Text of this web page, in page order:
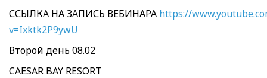
ССЫЛКА НА ЗАПИСЬ ВЕБИНАРА https://
v=Ixktk2P9ywU
Второй день 08.02
CAESAR BAY RESORT